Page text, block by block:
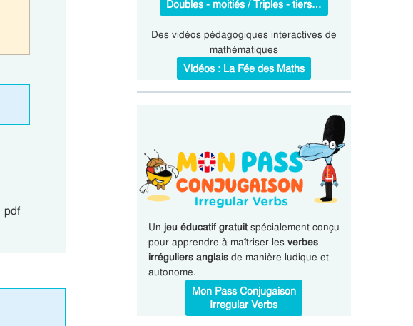
pdf
Doubles - moitiés / Triples - tiers…
Des vidéos pédagogiques interactives de
mathématiques
Vidéos : La Fée des Maths
Un jeu éducatif gratuitspécialement conçu
pour apprendre à maîtriser les verbes
irréguliers anglaisde manière ludique et
autonome.
Mon Pass Conjugaison
Irregular Verbs